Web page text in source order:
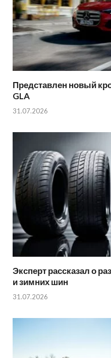
Представлен новый
GLA
31.07.2026
Эксперт рассказал о
и зимних шин
31.07.2026